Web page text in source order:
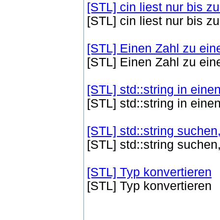
[STL] cin liest nur bis
[STL] cin liest nur bis
[STL] Einen Zahl zu
[STL] Einen Zahl zu
[STL] std::string in
[STL] std::string in
[STL] std::string
[STL] std::string
[STL] Typ konvertieren
[STL] Typ konvertieren